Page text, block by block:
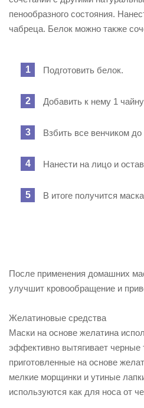
пенообразного состояния.
чабреца. Белок можно также
Подготовить белок.
Добавить к нему 1
Взбить все венчиком
Нанести на лицо и
В итоге получится
После применения домашних
улучшит кровообращение и
Желатиновые средства
Маски на основе желатина
эффективно вытягивает черные
приготовленные на основе
мелкие морщинки и утиные
используются как для носа от